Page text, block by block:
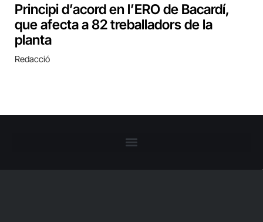
Principi d’acord en l’ERO de Bacardí,
que afecta a 82 treballadors de la
planta
Redacció